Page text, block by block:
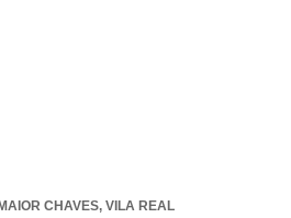
CHAVES, VILA REAL